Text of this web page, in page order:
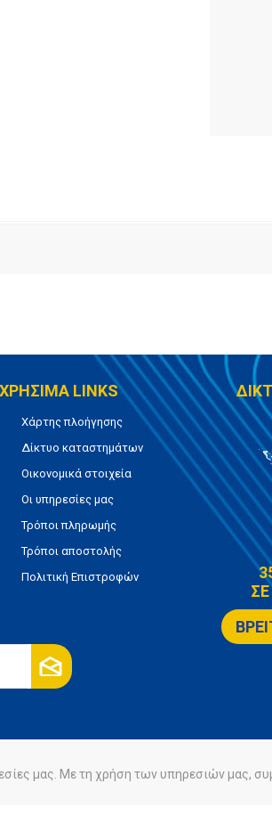
ΧΡΗΣΙΜΑ LINKS
Χάρτης πλοήγησης
Δίκτυο καταστημάτων
Οικονομικά στοιχεία
Οι υπηρεσίες μας
Τρόποι πληρωμής
Τρόποι αποστολής
Πολιτική Επιστροφών
Πολιτική Cookies
μας. Με τη χρήση των υπηρεσιών μας,